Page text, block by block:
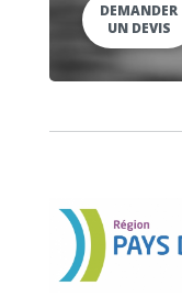
DEMANDER
UN DEVIS